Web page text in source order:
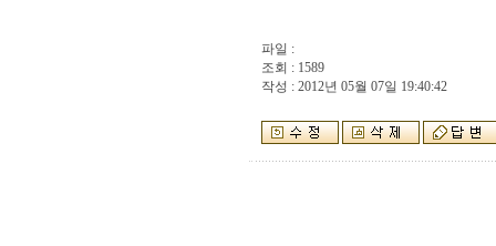
파일 :
조회 : 1589
작성 : 2012년 05월 07일 19:40:42